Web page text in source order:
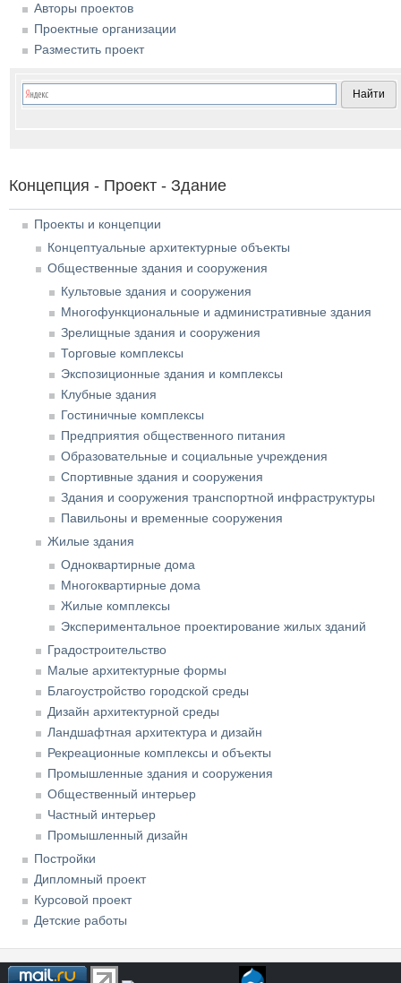
Авторы проектов
Проектные организации
Разместить проект
Концепция - Проект - Здание
Проекты и концепции
Концептуальные архитектурные объекты
Общественные здания и сооружения
Культовые здания и сооружения
Многофункциональные и административные здания
Зрелищные здания и сооружения
Торговые комплексы
Экспозиционные здания и комплексы
Клубные здания
Гостиничные комплексы
Предприятия общественного питания
Образовательные и социальные учреждения
Спортивные здания и сооружения
Здания и сооружения транспортной инфраструктуры
Павильоны и временные сооружения
Жилые здания
Одноквартирные дома
Многоквартирные дома
Жилые комплексы
Экспериментальное проектирование жилых зданий
Градостроительство
Малые архитектурные формы
Благоустройство городской среды
Дизайн архитектурной среды
Ландшафтная архитектура и дизайн
Рекреационные комплексы и объекты
Промышленные здания и сооружения
Общественный интерьер
Частный интерьер
Промышленный дизайн
Постройки
Дипломный проект
Курсовой проект
Детские работы